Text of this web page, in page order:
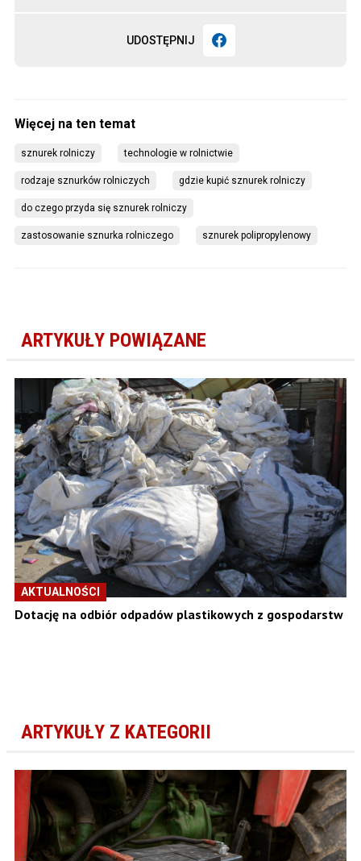
UDOSTĘPNIJ
sznurek rolniczy technologie w rolnictwie
rodzaje sznurków rolniczych gdzie kupić sznurek rolniczy
do czego przyda się sznurek rolniczy
zastosowanie sznurka rolniczego sznurek polipropylenowy
ARTYKUŁY POWIĄZANE
AKTUALNOŚCI
Dotację na odbiór odpadów plastikowych z gospodarstw
ARTYKUŁY Z KATEGORII